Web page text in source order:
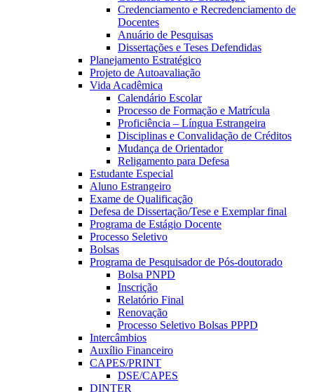
Credenciamento e Recredenciamento de
Docentes
Anuário de Pesquisas
Dissertações e Teses Defendidas
Planejamento Estratégico
Projeto de Autoavaliação
Vida Acadêmica
Calendário Escolar
Processo de Formação e Matrícula
Proficiência – Língua Estrangeira
Disciplinas e Convalidação de Créditos
Mudança de Orientador
Religamento para Defesa
Estudante Especial
Aluno Estrangeiro
Exame de Qualificação
Defesa de Dissertação/Tese e Exemplar final
Programa de Estágio Docente
Processo Seletivo
Bolsas
Programa de Pesquisador de Pós-doutorado
Bolsa PNPD
Inscrição
Relatório Final
Renovação
Processo Seletivo Bolsas PPPD
Intercâmbios
Auxílio Financeiro
CAPES/PRINT
DSE/CAPES
DINTER